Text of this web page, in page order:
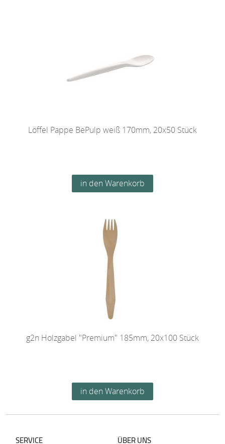
Löffel Pappe BePulp weiß 170mm, 20x50 Stück
g2n Holzgabel "Premium" 185mm, 20x100 Stück
SERVICE ÜBER UNS